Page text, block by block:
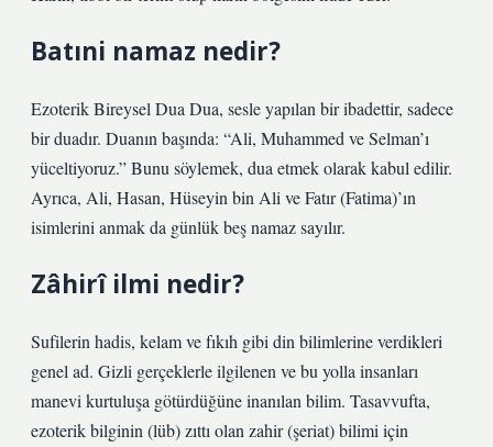
Batıni namaz nedir?
Ezoterik Bireysel Dua Dua, sesle yapılan bir ibadettir, sadece
bir duadır. Duanın başında: “Ali, Muhammed ve Selman’ı
yüceltiyoruz.” Bunu söylemek, dua etmek olarak kabul edilir.
Ayrıca, Ali, Hasan, Hüseyin bin Ali ve Fatır (Fatima)’ın
isimlerini anmak da günlük beş namaz sayılır.
Zâhirî ilmi nedir?
Sufilerin hadis, kelam ve fıkıh gibi din bilimlerine verdikleri
genel ad. Gizli gerçeklerle ilgilenen ve bu yolla insanları
manevi kurtuluşa götürdüğüne inanılan bilim. Tasavvufta,
ezoterik bilginin (lüb) zıttı olan zahir (şeriat) bilimi için